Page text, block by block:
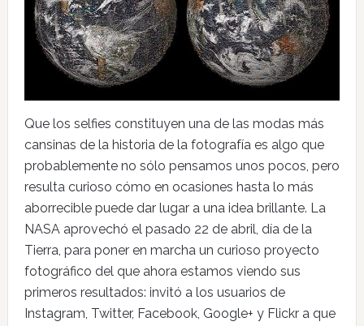
Que los selfies constituyen una de las modas más
cansinas de la historia de la fotografía es algo que
probablemente no sólo pensamos unos pocos, pero
resulta curioso cómo en ocasiones hasta lo más
aborrecible puede dar lugar a una idea brillante. La
NASA aprovechó el pasado 22 de abril, día de la
Tierra, para poner en marcha un curioso proyecto
fotográfico del que ahora estamos viendo sus
primeros resultados: invitó a los usuarios de
Instagram, Twitter, Facebook, Google+ y Flickr a que